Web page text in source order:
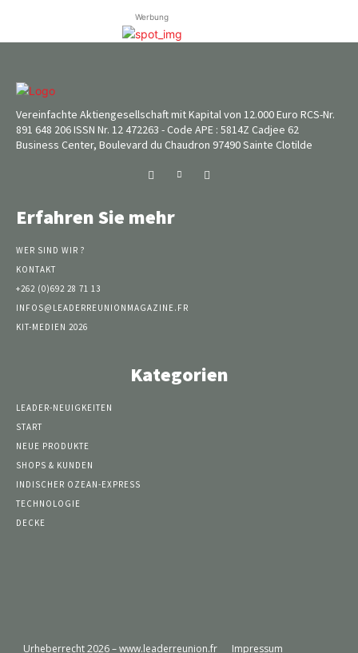
Werbung
Vereinfachte Aktiengesellschaft mit Kapital von 12.000 Euro RCS-Nr.
891 648 206 ISSN Nr. 12 472263 - Code APE : 5814Z Cadjee 62
Business Center, Boulevard du Chaudron 97490 Sainte Clotilde
Erfahren Sie mehr
WER SIND WIR ?
KONTAKT
+262 (0)692 28 71 13
INFOS@LEADERREUNIONMAGAZINE.FR
KIT-MEDIEN 2026
Kategorien
LEADER-NEUIGKEITEN
START
NEUE PRODUKTE
SHOPS & KUNDEN
INDISCHER OZEAN-EXPRESS
TECHNOLOGIE
DECKE
Urheberrecht 2026 – www.leaderreunion.fr Impressum